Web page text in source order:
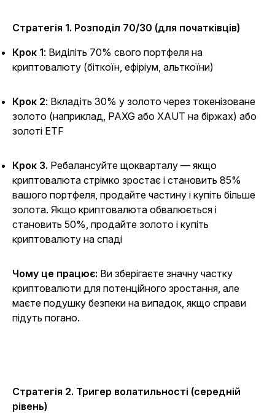
Стратегія 1. Розподіл 70/30 (для початківців)
Крок 1: Виділіть 70% свого портфеля на
криптовалюту (біткоїн, ефіріум, альткоїни)
Крок 2: Вкладіть 30% у золото через токенізоване
золото (наприклад, PAXG або XAUT на біржах) або
золоті ETF
Крок 3. Ребалансуйте щокварталу — якщо
криптовалюта стрімко зростає і становить 85%
вашого портфеля, продайте частину і купіть більше
золота. Якщо криптовалюта обвалюється і
становить 50%, продайте золото і купіть
криптовалюту на спаді
Чому це працює: Ви зберігаєте значну частку
криптовалюти для потенційного зростання, але
маєте подушку безпеки на випадок, якщо справи
підуть погано.
Стратегія 2. Тригер волатильності (середній
рівень)